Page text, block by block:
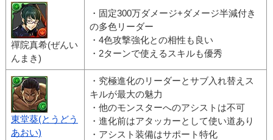
禪院真希(ぜんい
んまき)
・固定300万ダメージ+ダメージ半減付き
の多色リーダー
・4色攻撃強化との相性も良い
・2ターンで使えるスキルも優秀
東堂葵(とうどう
あおい)
・究極進化のリーダーとサブ入れ替えス
キルが最大の魅力
・他のモンスターへのアシストは不可
・進化前はアタッカーとして使い道あり
・アシスト装備はサポート特化